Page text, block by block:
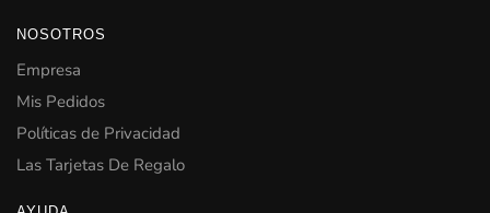
NOSOTROS
Empresa
Mis Pedidos
Políticas de Privacidad
Las Tarjetas De Regalo